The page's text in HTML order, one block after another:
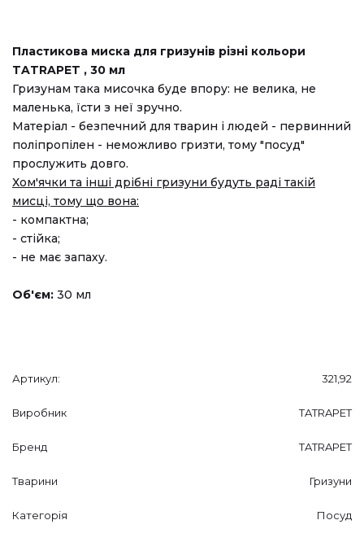
Пластикова миска для гризунів різні кольори
TATRAPET , 30 мл
Гризунам така мисочка буде впору: не велика, не
маленька, їсти з неї зручно.
Матеріал - безпечний для тварин і людей - первинний
поліпропілен - неможливо гризти, тому "посуд"
прослужить довго.
Хом'ячки та інші дрібні гризуни будуть раді такій
мисці, тому що вона:
- компактна;
- стійка;
- не має запаху.
Об'єм: 30 мл
Артикул: 321,92
Виробник TATRAPET
Бренд TATRAPET
Тварини Гризуни
Категорія Посуд